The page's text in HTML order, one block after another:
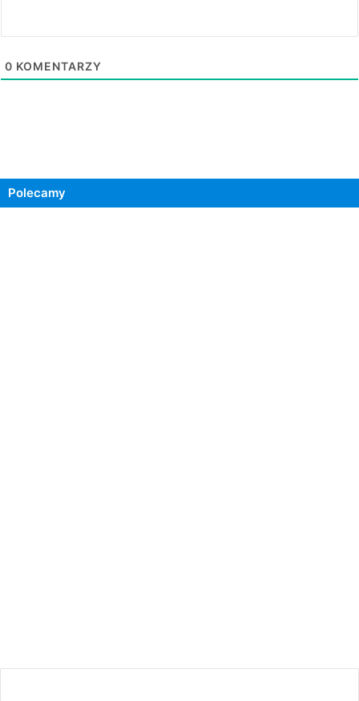
0 KOMENTARZY
Polecamy